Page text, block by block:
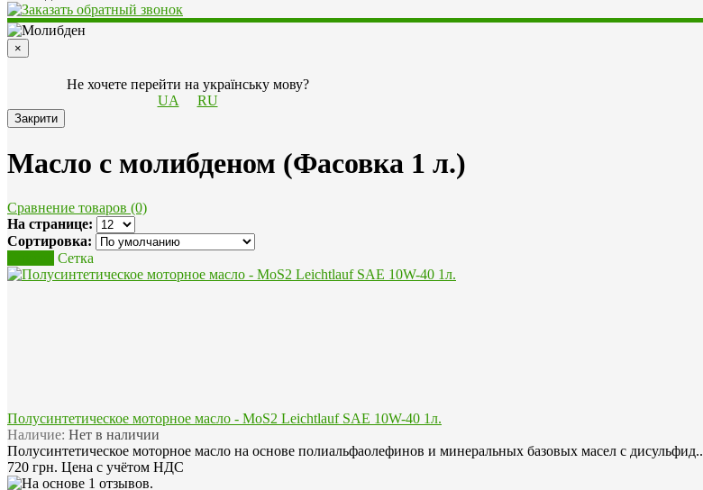
×
Не хочете перейти на українську мову?
UA
RU
Закрити
Масло с молибденом (Фасовка 1 л.)
Сравнение товаров (0)
На странице:
Сортировка:
Сетка
Полусинтетическое моторное масло - MoS2 Leichtlauf SAE 10W-40 1л.
Наличие: Нет в наличии
Полусинтетическое моторное масло на основе полиальфаолефинов и минеральных базовых масел с дисульфид..
720 грн. Цена с учётом НДС